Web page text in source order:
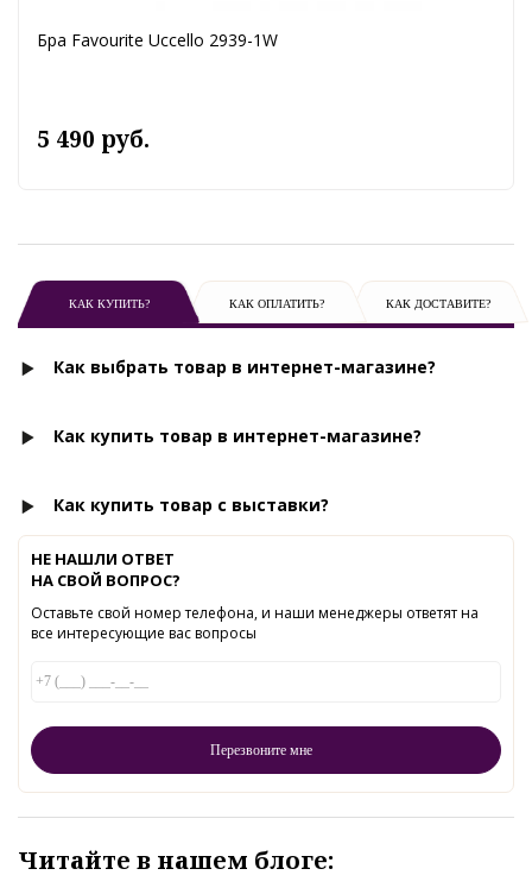
Бра Favourite Uccello 2939-1W
5 490 руб.
КАК КУПИТЬ? КАК ОПЛАТИТЬ? КАК ДОСТАВИТЕ?
Как выбрать товар в интернет-магазине?
Как купить товар в интернет-магазине?
Как купить товар с выставки?
НЕ НАШЛИ ОТВЕТ
НА СВОЙ ВОПРОС?
Оставьте свой номер телефона, и наши менеджеры ответят на
все интересующие вас вопросы
Читайте в нашем блоге: